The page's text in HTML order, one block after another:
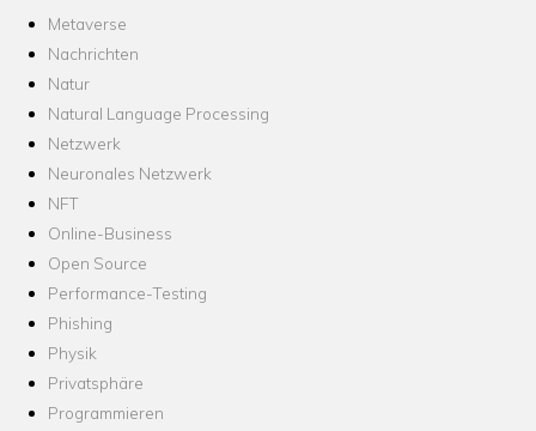
Metaverse
Nachrichten
Natur
Natural Language Processing
Netzwerk
Neuronales Netzwerk
NFT
Online-Business
Open Source
Performance-Testing
Phishing
Physik
Privatsphäre
Programmieren